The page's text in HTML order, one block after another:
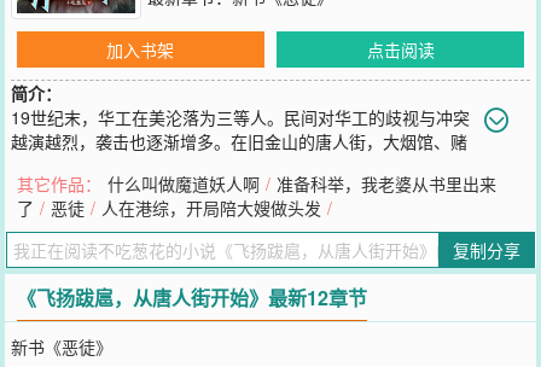
加入书架
点击阅读
简介：
19世纪末，华工在美沦落为三等人。民间对华工的歧视与冲突
越演越烈，袭击也逐渐增多。在旧金山的唐人街，大烟馆、赌
脸上洋溢着灿烂的笑容。“我喜欢这里空气中弥漫的火药味。”“我跨过
半个世界来这里，可不是为了来挖矿的。”
您要是觉得《飞扬跋扈，从唐人街开始》还不错的话请不要忘记向您
QQ群和微博微信里的朋友推荐哦！
其它作品： 什么叫做魔道妖人啊 / 准备科举，我老婆从书里出来
了 / 恶徒 / 人在港综，开局陪大嫂做头发 /
复制分享
《飞扬跋扈，从唐人街开始》最新12章节
新书《恶徒》